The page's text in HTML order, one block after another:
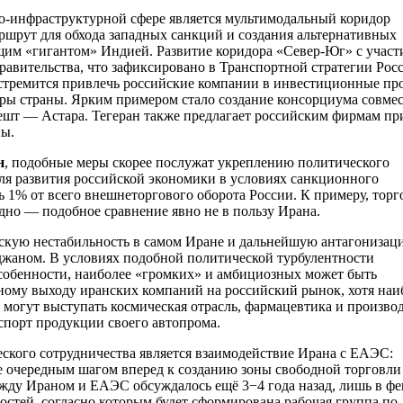
сфере является мультимодальный коридор
для обхода западных санкций и создания альтернативных
«гигантом» Индией. Развитие коридора «Север-Юг» с
что зафиксировано в Транспортной стратегии
привлечь российские компании в инвестиционные
страны. Ярким примером стало создание консорциума
— Астара. Тегеран также предлагает российским фирмам
, подобные меры скорее послужат укреплению политического
российской экономики в условиях санкционного
от всего внешнеторгового оборота России. К примеру,
— подобное сравнение явно не в пользу Ирана.
нестабильность в самом Иране и дальнейшую
В условиях подобной политической турбулентности
наиболее «громких» и амбициозных может быть
выходу иранских компаний на российский рынок, хотя
выступать космическая отрасль, фармацевтика и
продукции своего автопрома.
сотрудничества является взаимодействие Ирана с ЕАЭС:
шагом вперед к созданию зоны свободной торговли
Ираном и ЕАЭС обсуждалось ещё 3−4 года назад, лишь в